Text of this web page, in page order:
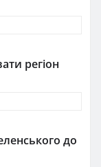
регіон
до